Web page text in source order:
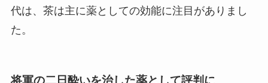
代は、茶は主に薬としての効能に注目がありまし
た。